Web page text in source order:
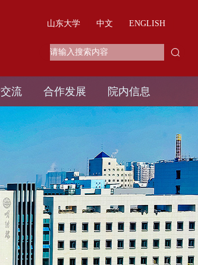
山东大学 中文 ENGLISH
流 合作发展 院内信息